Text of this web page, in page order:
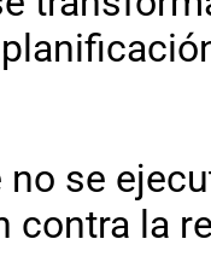
no se
contra la